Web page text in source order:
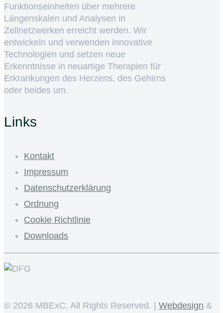
Funktionseinheiten über mehrere
Längenskalen und Analysen in
Zellnetzwerken erreicht werden. Wir
entwickeln und verwenden innovative
Technologien und setzen neue
Erkenntnisse in neuartige Therapien für
Erkrankungen des Herzens, des Gehirns
oder beides um.
Links
Kontakt
Impressum
Datenschutzerklärung
Ordnung
Cookie Richtlinie
Downloads
© 2026 MBExC. All Rights Reserved. | Webdesign &